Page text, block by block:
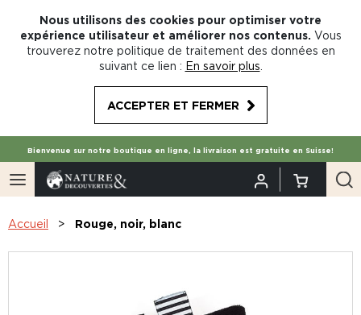
Nous utilisons des cookies pour optimiser votre
expérience utilisateur et améliorer nos contenus. Vous
trouverez notre politique de traitement des données en
suivant ce lien : En savoir plus
ACCEPTER ET FERMER
Bienvenue sur notre boutique en ligne, la livraison est gratuite en Suisse!
Accueil Rouge, noir, blanc